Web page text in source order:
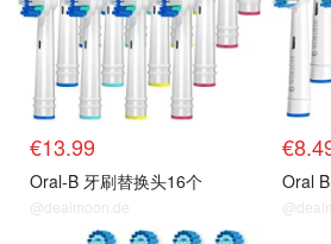
€13.99
Oral-B 牙刷替换头16个
@dealmoon.de
Oral